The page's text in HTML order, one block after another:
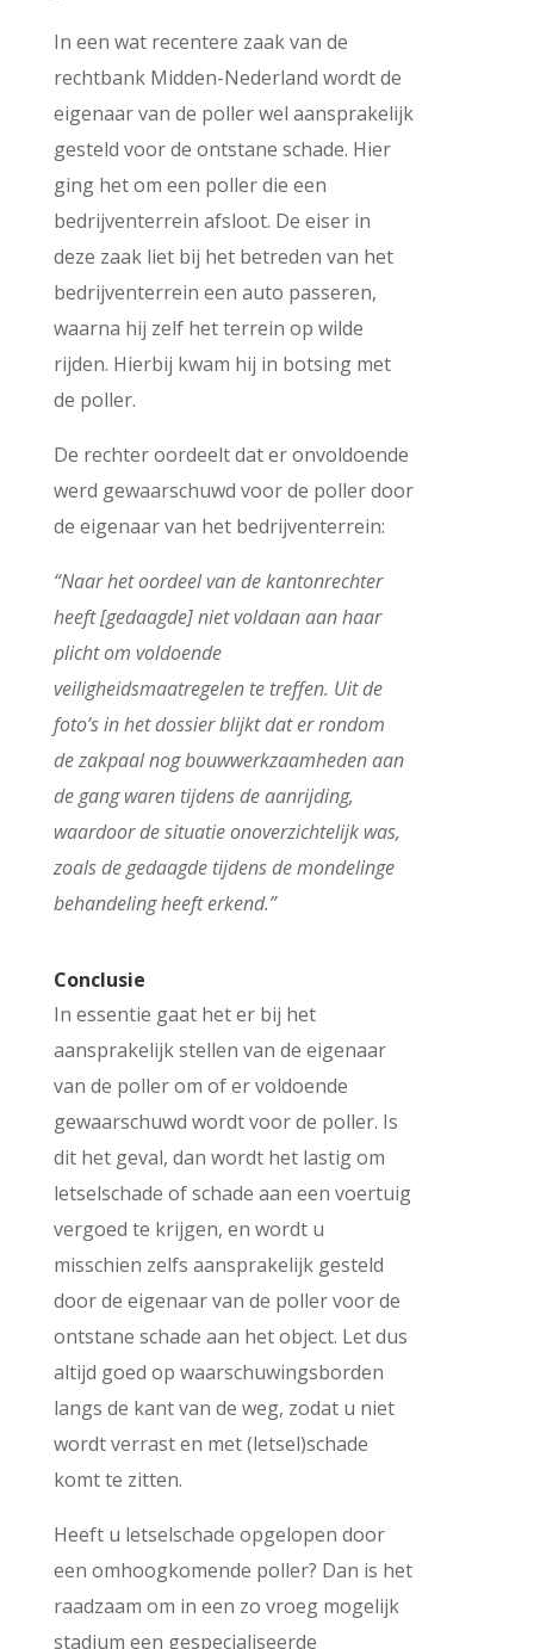
In een wat recentere zaak van de
rechtbank Midden-Nederland wordt de
eigenaar van de poller wel aansprakelijk
gesteld voor de ontstane schade. Hier
ging het om een poller die een
bedrijventerrein afsloot. De eiser in
deze zaak liet bij het betreden van het
bedrijventerrein een auto passeren,
waarna hij zelf het terrein op wilde
rijden. Hierbij kwam hij in botsing met
de poller.
De rechter oordeelt dat er onvoldoende
werd gewaarschuwd voor de poller door
de eigenaar van het bedrijventerrein:
“Naar het oordeel van de kantonrechter
heeft [gedaagde] niet voldaan aan haar
plicht om voldoende
veiligheidsmaatregelen te treffen. Uit de
foto’s in het dossier blijkt dat er rondom
de zakpaal nog bouwwerkzaamheden aan
de gang waren tijdens de aanrijding,
waardoor de situatie onoverzichtelijk was,
zoals de gedaagde tijdens de mondelinge
behandeling heeft erkend.”
Conclusie
In essentie gaat het er bij het
aansprakelijk stellen van de eigenaar
van de poller om of er voldoende
gewaarschuwd wordt voor de poller. Is
dit het geval, dan wordt het lastig om
letselschade of schade aan een voertuig
vergoed te krijgen, en wordt u
misschien zelfs aansprakelijk gesteld
door de eigenaar van de poller voor de
ontstane schade aan het object. Let dus
altijd goed op waarschuwingsborden
langs de kant van de weg, zodat u niet
wordt verrast en met (letsel)schade
komt te zitten.
Heeft u letselschade opgelopen door
een omhoogkomende poller? Dan is het
raadzaam om in een zo vroeg mogelijk
stadium een gespecialiseerde